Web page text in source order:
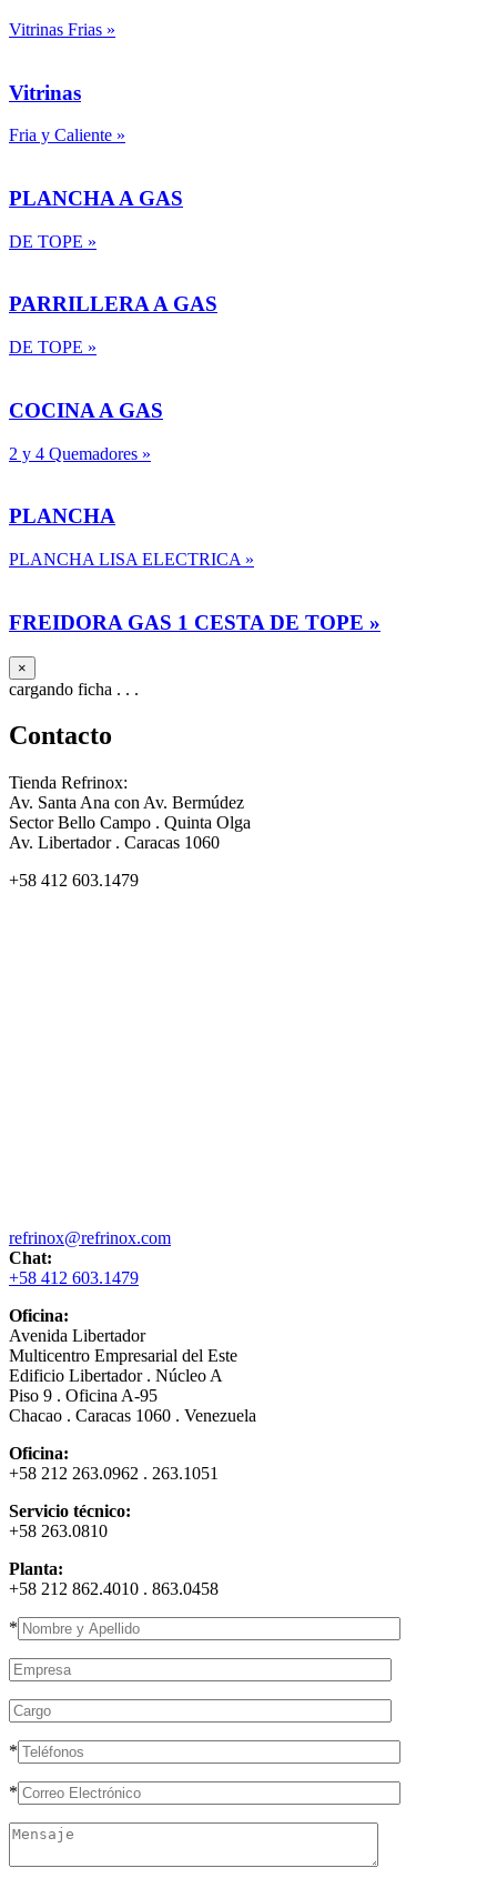
Vitrinas Frias »
Vitrinas
Fria y Caliente »
PLANCHA A GAS
DE TOPE »
PARRILLERA A GAS
DE TOPE »
COCINA A GAS
2 y 4 Quemadores »
PLANCHA
PLANCHA LISA ELECTRICA »
FREIDORA GAS 1 CESTA DE TOPE »
×
cargando ficha . . .
Contacto
Tienda Refrinox:
Av. Santa Ana con Av. Bermúdez
Sector Bello Campo . Quinta Olga
Av. Libertador . Caracas 1060
+58 412 603.1479
refrinox@refrinox.com
Chat:
+58 412 603.1479
Oficina:
Avenida Libertador
Multicentro Empresarial del Este
Edificio Libertador . Núcleo A
Piso 9 . Oficina A-95
Chacao . Caracas 1060 . Venezuela
Oficina:
+58 212 263.0962 . 263.1051
Servicio técnico:
+58 263.0810
Planta:
+58 212 862.4010 . 863.0458
*
*
*